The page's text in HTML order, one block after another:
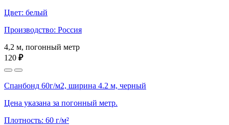
Цвет: белый
Производство: Россия
4,2 м, погонный метр
120 ₽
Спанбонд 60г/м2, ширина 4.2 м, черный
Цена указана за погонный метр.
Плотность: 60 г/м²